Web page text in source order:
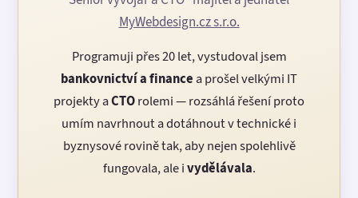
MyWebdesign.cz s.r.o.
Programuji přes 20 let, vystudoval jsem
bankovnictví a finance a prošel velkými IT
projekty aCTOrolemi — rozsáhlá řešení proto
umím navrhnout a dotáhnout v technické i
byznysové rovině tak, aby nejen spolehlivě
fungovala, ale ivydělávala.